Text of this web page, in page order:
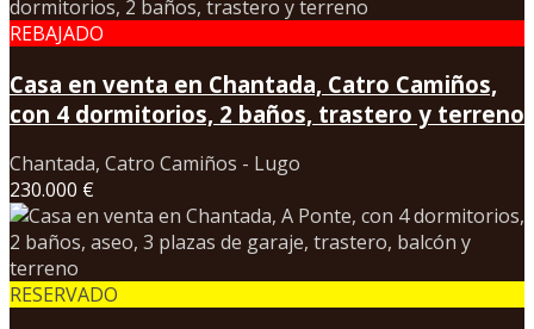
REBAJADO
Casa en venta en Chantada, Catro Camiños,
con 4 dormitorios, 2 baños, trastero y terreno
Chantada, Catro Camiños - Lugo
230.000 €
RESERVADO